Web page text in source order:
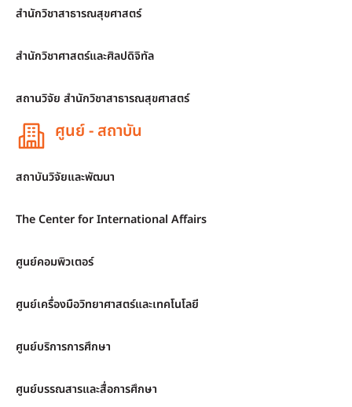
สำนักวิชาสาธารณสุขศาสตร์
สำนักวิชาศาสตร์และศิลปดิจิทัล
สถานวิจัย สำนักวิชาสาธารณสุขศาสตร์
ศูนย์ - สถาบัน
สถาบันวิจัยและพัฒนา
The Center for International Affairs
ศูนย์คอมพิวเตอร์
ศูนย์เครื่องมือวิทยาศาสตร์และเทคโนโลยี
ศูนย์บริการการศึกษา
ศูนย์บรรณสารและสื่อการศึกษา